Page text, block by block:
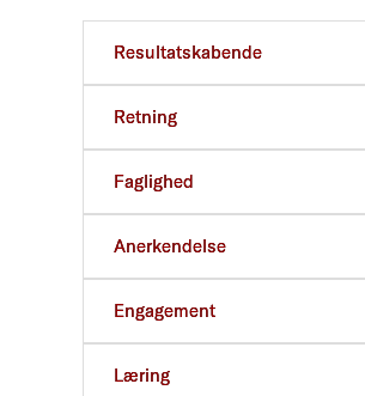
Resultatskabende
Retning
Faglighed
Anerkendelse
Engagement
Læring